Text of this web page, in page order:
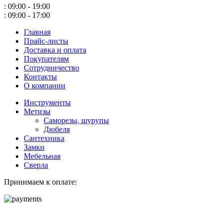
: 09:00 - 19:00
: 09:00 - 17:00
Главная
Прайс-листы
Доставка и оплата
Покупателям
Сотрудничество
Контакты
О компании
Инструменты
Метизы
Саморезы, шурупы
Дюбеля
Сантехника
Замки
Мебельная
Сверла
Принимаем к оплате: